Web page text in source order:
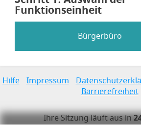
Funktionseinheit
Bürgerbüro
Links zur Hilfe, Impressum,
Hilfe Impressum
Barrierefreiheit
Öffnet im Dialogfenster.
Ihre Sitzung läuft aus in